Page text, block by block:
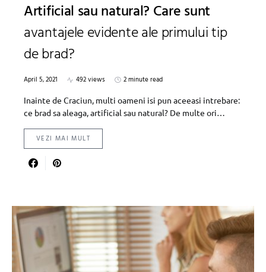
Artificial sau natural? Care sunt
avantajele evidente ale primului tip
de brad?
April 5, 2021 492 views
2 minute read
Inainte de Craciun, multi oameni isi pun aceeasi intrebare:
ce brad sa aleaga, artificial sau natural? De multe ori…
VEZI MAI MULT